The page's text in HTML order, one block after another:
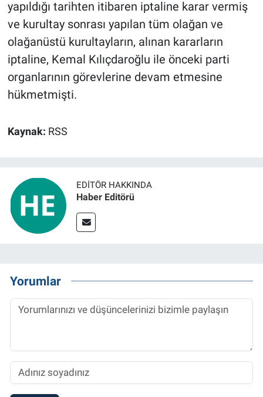
yapıldığı tarihten itibaren iptaline karar vermiş
ve kurultay sonrası yapılan tüm olağan ve
olağanüstü kurultayların, alınan kararların
iptaline, Kemal Kılıçdaroğlu ile önceki parti
organlarının görevlerine devam etmesine
hükmetmişti.
Kaynak: RSS
EDITÖR HAKKINDA
Haber Editörü
Yorumlar